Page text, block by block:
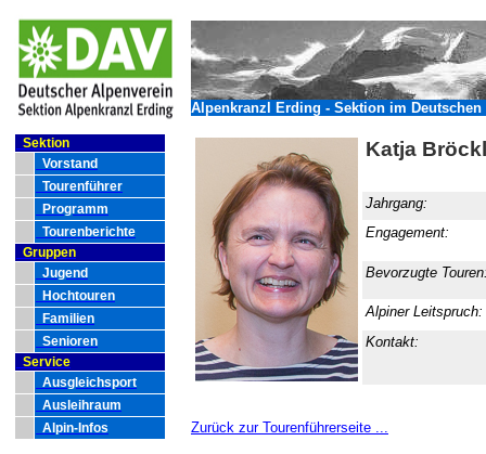
Alpenkranzl Erding - Sektion im Deutschen
Sektion
Vorstand
Tourenführer
Programm
Tourenberichte
Gruppen
Jugend
Hochtouren
Familien
Senioren
Service
Ausgleichsport
Ausleihraum
Alpin-Infos
Katja
Jahrgang:
Engagement:
Bevorzugte
Alpiner Leitspruch:
Kontakt:
Zurück zur Tourenführerseite ...